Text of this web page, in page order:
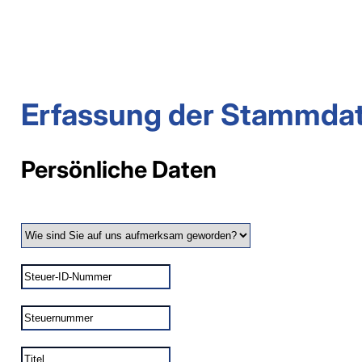
Erfassung der
Persönliche Daten